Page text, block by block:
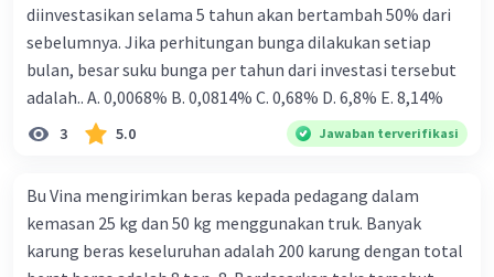
diinvestasikan selama 5 tahun akan bertambah 50% dari
sebelumnya. Jika perhitungan bunga dilakukan setiap
bulan, besar suku bunga per tahun dari investasi tersebut
adalah.. A. 0,0068% B. 0,0814% C. 0,68% D. 6,8% Ε. 8,14%
3 5.0 Jawaban terverifikasi
Bu Vina mengirimkan beras kepada pedagang dalam
kemasan 25 kg dan 50 kg menggunakan truk. Banyak
karung beras keseluruhan adalah 200 karung dengan total